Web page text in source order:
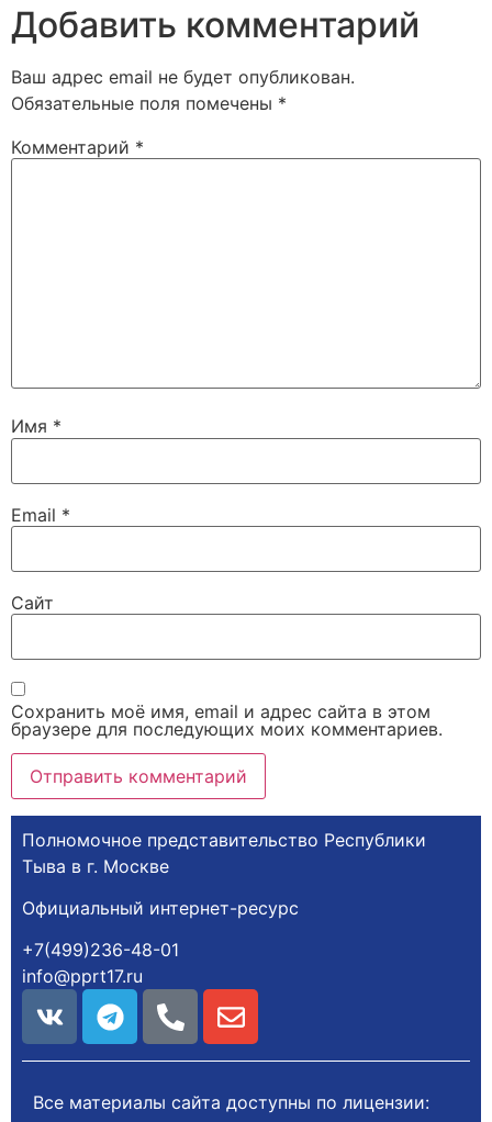
Добавить комментарий
Ваш адрес email не будет опубликован.
Обязательные поля помечены *
Комментарий *
Имя *
Email *
Сайт
Сохранить моё имя, email и адрес сайта в этом
браузере для последующих моих комментариев.
Полномочное представительство Республики
Тыва в г. Москве
Официальный интернет-ресурс
+7(499)236-48-01
info@pprt17.ru
Все материалы сайта доступны по лицензии: